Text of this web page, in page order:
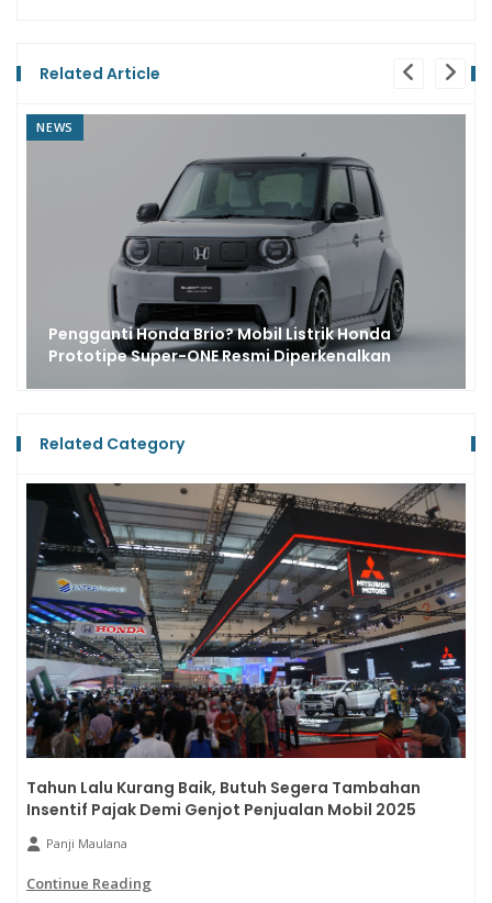
Related Article
NEWS
Pengganti Honda Brio? Mobil Listrik Honda
Prototipe Super-ONE Resmi Diperkenalkan
Related Category
Tahun Lalu Kurang Baik, Butuh Segera Tambahan
Insentif Pajak Demi Genjot Penjualan Mobil 2025
Panji Maulana
Continue Reading